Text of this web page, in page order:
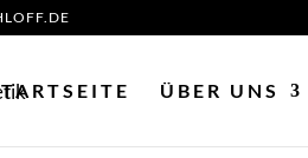
ÜBER UNS